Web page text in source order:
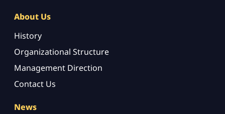
About Us
History
Organizational Structure
Management Direction
Contact Us
News